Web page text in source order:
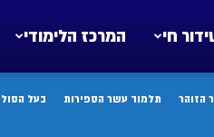
המרכז הלימודי חי
הזוהר תלמוד עשר הספירות בעל